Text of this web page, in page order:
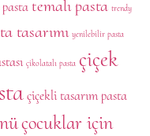
temalı pasta trendy
tasarımı yenilebilir pasta
çikolatalı pasta çiçek
çiçekli tasarım pasta
çocuklar için